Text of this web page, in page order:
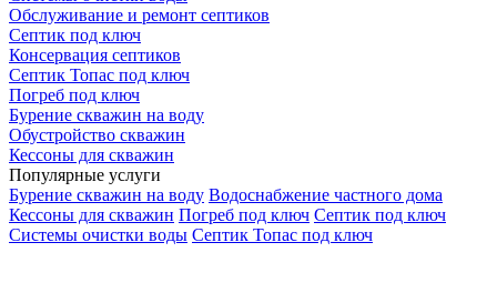
Обслуживание и ремонт септиков
Септик под ключ
Консервация септиков
Септик Топас под ключ
Погреб под ключ
Бурение скважин на воду
Обустройство скважин
Кессоны для скважин
Популярные услуги
Бурение скважин на воду Водоснабжение частного дома
Кессоны для скважин Погреб под ключ Септик под ключ
Системы очистки воды Септик Топас под ключ